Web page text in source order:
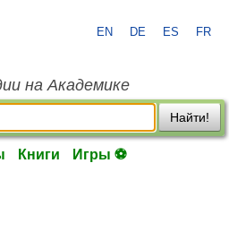
EN DE ES FR
на Академике
Найти!
Книги Игры ⚽